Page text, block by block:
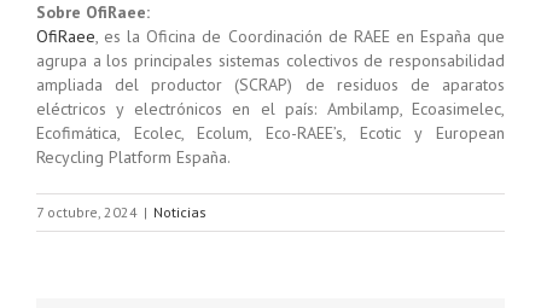
Sobre OfiRaee:
OfiRaee, es la Oficina de Coordinación de RAEE en España que
agrupa a los principales sistemas colectivos de responsabilidad
ampliada del productor (SCRAP) de residuos de aparatos
eléctricos y electrónicos en el país: Ambilamp, Ecoasimelec,
Ecofimática, Ecolec, Ecolum, Eco-RAEE’s, Ecotic y European
Recycling Platform España.
7 octubre, 2024 | Noticias